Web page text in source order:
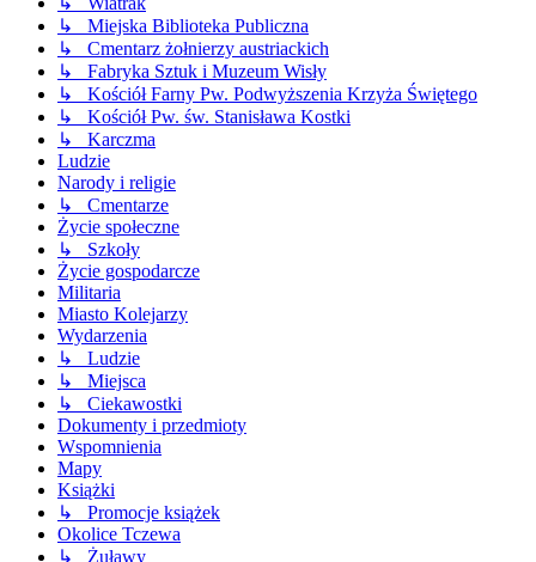
↳ Miejska Biblioteka Publiczna
↳ Cmentarz żołnierzy austriackich
↳ Fabryka Sztuk i Muzeum Wisły
↳ Kościół Farny Pw. Podwyższenia Krzyża Świętego
↳ Kościół Pw. św. Stanisława Kostki
↳ Karczma
Ludzie
Narody i religie
↳ Cmentarze
Życie społeczne
↳ Szkoły
Życie gospodarcze
Militaria
Miasto Kolejarzy
Wydarzenia
↳ Ludzie
↳ Miejsca
↳ Ciekawostki
Dokumenty i przedmioty
Wspomnienia
Mapy
Książki
↳ Promocje książek
Okolice Tczewa
↳ Żuławy